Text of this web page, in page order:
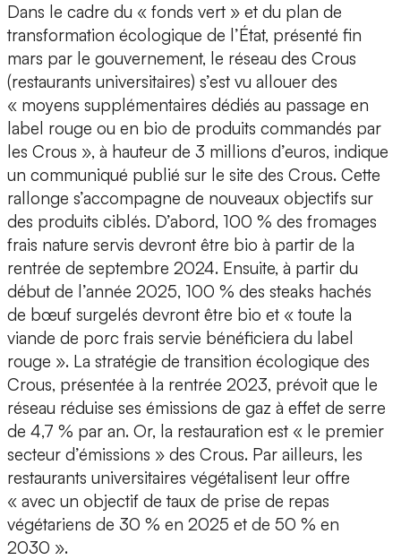
Dans le cadre du « fonds vert » et du plan de
transformation écologique de l’État, présenté fin
mars par le gouvernement, le réseau des Crous
(restaurants universitaires) s’est vu allouer des
« moyens supplémentaires dédiés au passage en
label rouge ou en bio de produits commandés par
les Crous », à hauteur de 3 millions d’euros, indique
un communiqué publié sur le site des Crous. Cette
rallonge s’accompagne de nouveaux objectifs sur
des produits ciblés. D’abord, 100 % des fromages
frais nature servis devront être bio à partir de la
rentrée de septembre 2024. Ensuite, à partir du
début de l’année 2025, 100 % des steaks hachés
de bœuf surgelés devront être bio et « toute la
viande de porc frais servie bénéficiera du label
rouge ». La stratégie de transition écologique des
Crous, présentée à la rentrée 2023, prévoit que le
réseau réduise ses émissions de gaz à effet de serre
de 4,7 % par an. Or, la restauration est « le premier
secteur d’émissions » des Crous. Par ailleurs, les
restaurants universitaires végétalisent leur offre
« avec un objectif de taux de prise de repas
végétariens de 30 % en 2025 et de 50 % en
2030 ».